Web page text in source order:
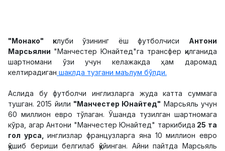
"Монако" клуби ўзининг ёш футболчиси Антони
Марсьялни "Манчестер Юнайтед"га трансфер қилганида
шартномани ўзи учун келажакда ҳам даромад
келтирадиган шаклда тузгани маълум бўлди.
Аслида бу футболчи инглизларга жуда катта суммага
тушган. 2015 йили "Манчестер Юнайтед" Марсьяль учун
60 миллион евро тўлаган. Ўшанда тузилган шартномага
кўра, агар Антони "Манчестер Юнайтед" таркибида 25 та
гол урса,инглизлар французларга яна 10 миллион евро
қўшиб бериши белгилаб қўйинган. Айни пайтда Марсьяль